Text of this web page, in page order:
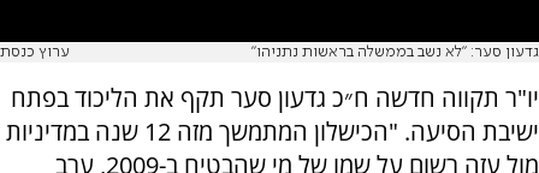
גדעון סער: "לא נשב בממשלה בראשות נתניהו" ערוץ כנסת
יו"ר תקווה חדשה ח״כ גדעון סער תקף את הליכוד בפתח
ישיבת הסיעה. "הכישלון המתמשך מזה 12 שנה במדיניות
מול עזה רשום על שמו של מי שהבטיח ב-2009, ערב